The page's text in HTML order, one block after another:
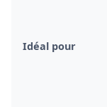
Idéal pour